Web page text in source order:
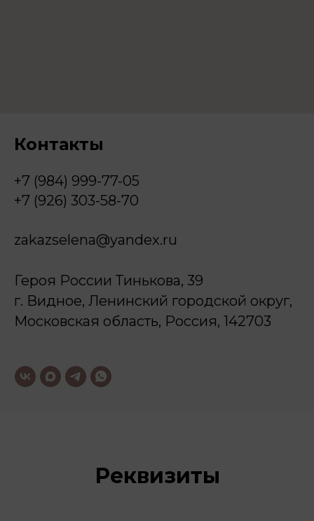
Контакты
+7 (984) 999-77-05
+7 (926) 303-58-70
zakazselena@yandex.ru
Героя России Тинькова, 39
г. Видное, Ленинский городской округ,
Московская область, Россия, 142703
Реквизиты